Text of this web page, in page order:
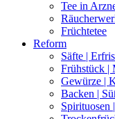
Tee in
Früchtetee
Reform
Säfte |
Frühstück |
Gewürze |
Backen |
Spirituosen